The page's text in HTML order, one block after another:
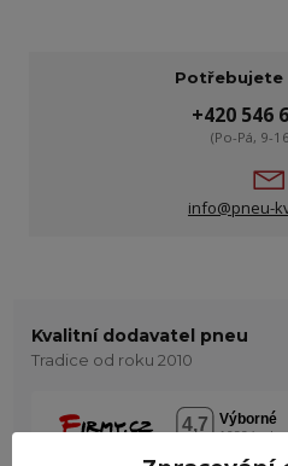
Potřebujete
+420 546
(Po-Pá, 9-
info@pneu-
Kvalitní dodavatel pneu
Tradice od roku 2010